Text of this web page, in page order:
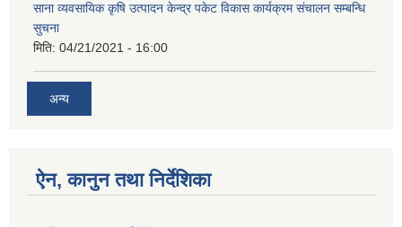
साना व्यवसायिक कृषि उत्पादन केन्द्र पकेट विकास कार्यक्रम संचालन सम्बन्धि
सुचना
मिति: 04/21/2021 - 16:00
अन्य
ऐन, कानुन तथा निर्देशिका